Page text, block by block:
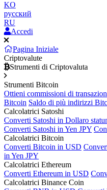
KO
русский
RU
Accedi
Pagina Iniziale
Criptovalute
Strumenti di Criptovaluta
Strumenti Bitcoin
Ottieni commissioni di
Bitcoin Saldo di più indirizzi
Calcolatrici Satoshi
Converti Satoshi in Dollaro
Converti Satoshi in Yen JPY
Calcolatrici Bitcoin
Converti Bitcoin in USD
in Yen JPY
Calcolatrici Ethereum
Converti Ethereum in USD
Calcolatrici Binance Coin